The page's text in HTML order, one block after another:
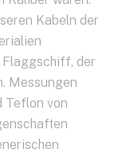
Kabeln der
Flaggschiff, der
Messungen
Teflon von